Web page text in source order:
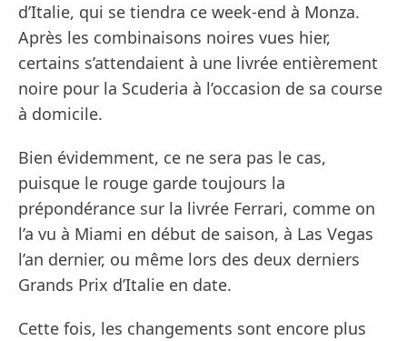
d’Italie, qui se tiendra ce week-end à Monza.
Après les combinaisons noires vues hier,
certains s’attendaient à une livrée entièrement
noire pour la Scuderia à l’occasion de sa course
à domicile.
Bien évidemment, ce ne sera pas le cas,
puisque le rouge garde toujours la
prépondérance sur la livrée Ferrari, comme on
l’a vu à Miami en début de saison, à Las Vegas
l’an dernier, ou même lors des deux derniers
Grands Prix d’Italie en date.
Cette fois, les changements sont encore plus